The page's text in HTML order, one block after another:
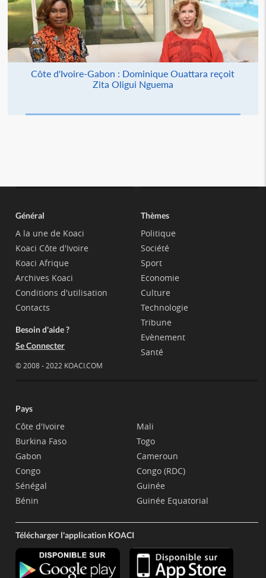
Côte d'Ivoire-Gabon : Dominique Ouattara reçoit
Zita Oligui Nguema
Général
A la une de Koaci
Koaci Côte d'Ivoire
Koaci Afrique
Archives Koaci
Conditions d'utilisation
Contacts
Besoin d'aide ?
Se Connecter
© 2008 - 2022 KOACI.COM
Thèmes
Politique
Société
Sport
Economie
Culture
Technologie
Tribune
Evènement
Santé
Pays
Côte d'Ivoire
Burkina Faso
Gabon
Congo
Sénégal
Bénin
Mali
Togo
Cameroun
Congo (RDC)
Guinée
Guinée Equatorial
Télécharger l'application KOACI